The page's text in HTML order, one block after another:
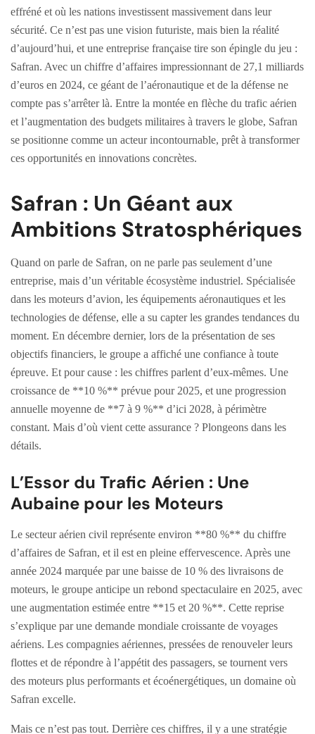
effréné et où les nations investissent massivement dans leur
sécurité. Ce n’est pas une vision futuriste, mais bien la réalité
d’aujourd’hui, et une entreprise française tire son épingle du jeu :
Safran. Avec un chiffre d’affaires impressionnant de 27,1 milliards
d’euros en 2024, ce géant de l’aéronautique et de la défense ne
compte pas s’arrêter là. Entre la montée en flèche du trafic aérien
et l’augmentation des budgets militaires à travers le globe, Safran
se positionne comme un acteur incontournable, prêt à transformer
ces opportunités en innovations concrètes.
Safran : Un Géant aux
Ambitions Stratosphériques
Quand on parle de Safran, on ne parle pas seulement d’une
entreprise, mais d’un véritable écosystème industriel. Spécialisée
dans les moteurs d’avion, les équipements aéronautiques et les
technologies de défense, elle a su capter les grandes tendances du
moment. En décembre dernier, lors de la présentation de ses
objectifs financiers, le groupe a affiché une confiance à toute
épreuve. Et pour cause : les chiffres parlent d’eux-mêmes. Une
croissance de **10 %** prévue pour 2025, et une progression
annuelle moyenne de **7 à 9 %** d’ici 2028, à périmètre
constant. Mais d’où vient cette assurance ? Plongeons dans les
détails.
L’Essor du Trafic Aérien : Une
Aubaine pour les Moteurs
Le secteur aérien civil représente environ **80 %** du chiffre
d’affaires de Safran, et il est en pleine effervescence. Après une
année 2024 marquée par une baisse de 10 % des livraisons de
moteurs, le groupe anticipe un rebond spectaculaire en 2025, avec
une augmentation estimée entre **15 et 20 %**. Cette reprise
s’explique par une demande mondiale croissante de voyages
aériens. Les compagnies aériennes, pressées de renouveler leurs
flottes et de répondre à l’appétit des passagers, se tournent vers
des moteurs plus performants et écoénergétiques, un domaine où
Safran excelle.
Mais ce n’est pas tout. Derrière ces chiffres, il y a une stratégie